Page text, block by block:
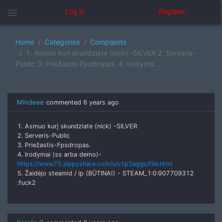
menu Log in Register
Home Categories
Complaints
1. Asmuo kurį skundziate (nick) -SILVER 2. Serveris-
Public 3. Priežastis-Fpsdropas. 4. Irodyma...
Mindeee commented 6 years ago
1. Asmuo kurį skundziate (nick) -SILVER
2. Serveris-Public
3. Priežastis-Fpsdropas.
4. Irodymai (ss arba demo)-
https://www75.zippyshare.com/v/u1p3aggc/file.html
5. Žaidėjo steamid / ip (BŪTINA!) - STEAM_1:0:907709312
:fuck2